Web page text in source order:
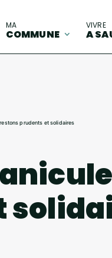
MA
COMMUNE
VIVRE
A
prudents et solidaires